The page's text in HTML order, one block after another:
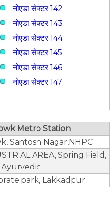
नोएडा सेक्टर 142
नोएडा सेक्टर 143
नोएडा सेक्टर 144
नोएडा सेक्टर 145
नोएडा सेक्टर 146
नोएडा सेक्टर 147
Metro Station
Santosh Nagar,NHPC
AREA, Spring Field,
Ayurvedic
park, Lakkadpur